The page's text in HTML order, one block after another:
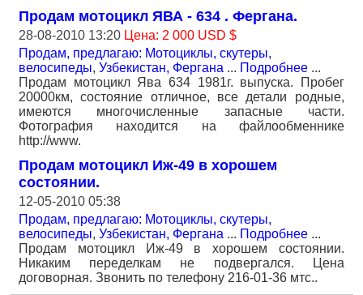
Продам мотоцикл ЯВА - 634 . Фергана.
28-08-2010 13:20 Цена: 2 000 USD $
Продам, предлагаю: Мотоциклы, скутеры,
велосипеды, Узбекистан, Фергана ... Подробнее ...
Продам мотоцикл Ява 634 1981г. выпуска. Пробег
20000км, состояние отличное, все детали родные,
имеются многочисленные запасные части.
Фотография находится на файлообменнике
http://www.
Продам мотоцикл Иж-49 в хорошем
состоянии.
12-05-2010 05:38
Продам, предлагаю: Мотоциклы, скутеры,
велосипеды, Узбекистан, Фергана ... Подробнее ...
Продам мотоцикл Иж-49 в хорошем состоянии.
Никаким переделкам не подвергался. Цена
договорная. Звонить по телефону 216-01-36 мтс..